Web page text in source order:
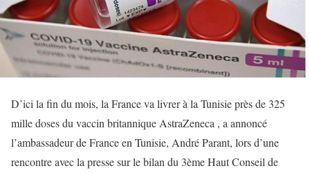
D’ici la fin du mois, la France va livrer à la Tunisie près de 325
mille doses du vaccin britannique AstraZeneca , a annoncé
l’ambassadeur de France en Tunisie, André Parant, lors d’une
rencontre avec la presse sur le bilan du 3ème Haut Conseil de